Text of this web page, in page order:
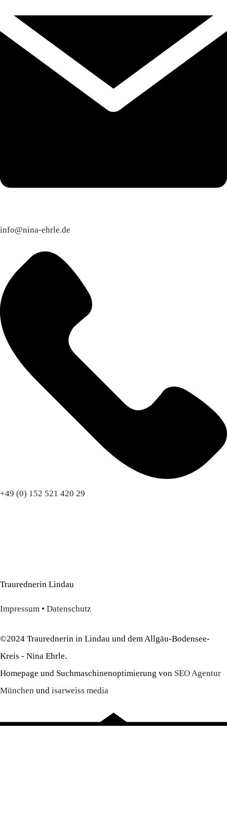
info@nina-ehrle.de
+49 (0) 152 521 420 29
Traurednerin Lindau
Impressum • Datenschutz
©2024 Traurednerin in Lindau und dem Allgäu-Bodensee-
Kreis - Nina Ehrle.
Homepage und Suchmaschinenoptimierung von SEO Agentur
München und isarweiss media